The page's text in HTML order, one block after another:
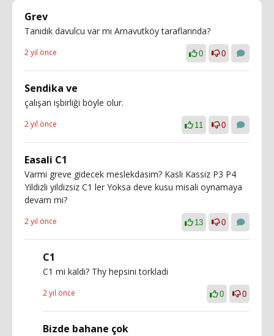
Grev
Tanıdık davulcu var mı Arnavutköy taraflarında?
2 yıl önce 0 0
Sendika ve
çalışan işbirliği böyle olur.
2 yıl önce 11 0
Easali C1
Varmi greve gidecek meslekdasim? Kasli Kassiz P3 P4
Yildizli yildizsiz C1 ler Yoksa deve kusu misali oynamaya
devam mi?
2 yıl önce 13 0
C1
C1 mi kaldi? Thy hepsini torkladi
2 yıl önce 0 0
Bizde bahane çok